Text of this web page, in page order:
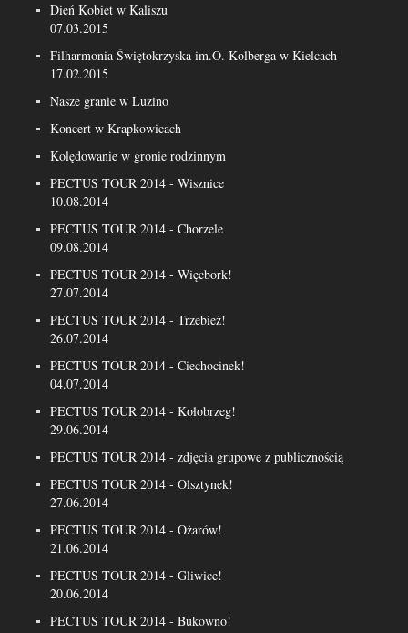
Dień Kobiet w Kaliszu
07.03.2015
Filharmonia Świętokrzyska im.O. Kolberga w Kielcach
17.02.2015
Nasze granie w Luzino
Koncert w Krapkowicach
Kolędowanie w gronie rodzinnym
PECTUS TOUR 2014 - Wisznice
10.08.2014
PECTUS TOUR 2014 - Chorzele
09.08.2014
PECTUS TOUR 2014 - Więcbork!
27.07.2014
PECTUS TOUR 2014 - Trzebież!
26.07.2014
PECTUS TOUR 2014 - Ciechocinek!
04.07.2014
PECTUS TOUR 2014 - Kołobrzeg!
29.06.2014
PECTUS TOUR 2014 - zdjęcia grupowe z publicznością
PECTUS TOUR 2014 - Olsztynek!
27.06.2014
PECTUS TOUR 2014 - Ożarów!
21.06.2014
PECTUS TOUR 2014 - Gliwice!
20.06.2014
PECTUS TOUR 2014 - Bukowno!